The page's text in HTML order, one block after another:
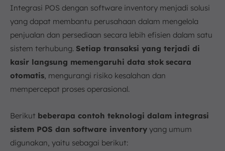
Integrasi POS dengan software inventory menjadi solusi
yang dapat membantu perusahaan dalam mengelola
penjualan dan persediaan secara lebih efisien dalam satu
sistem terhubung. Setiap transaksi yang terjadi di
kasir langsung memengaruhi data stok secara
otomatis , mengurangi risiko kesalahan dan
mempercepat proses operasional.
Berikut beberapa contoh teknologi dalam integrasi
sistem POS dan software inventory yang umum
digunakan, yaitu sebagai berikut: